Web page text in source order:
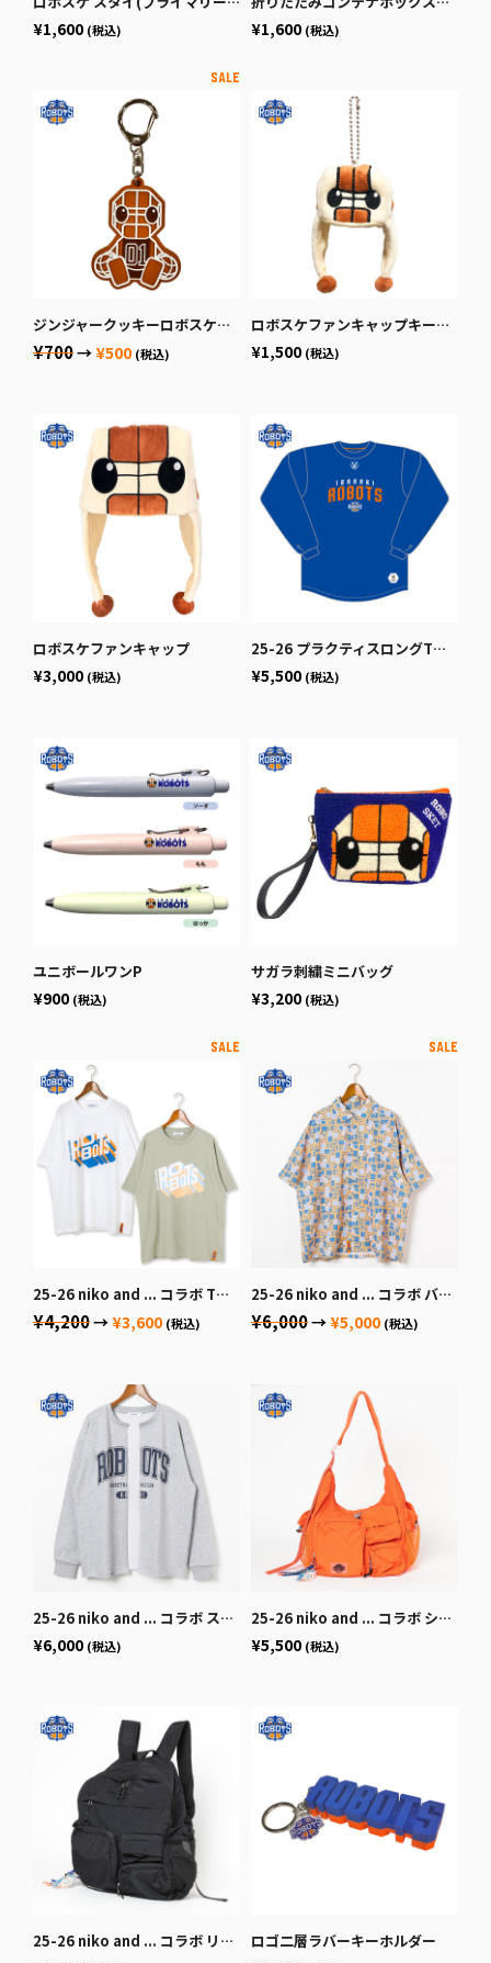
¥1,600 (税込) ¥1,600 (税込)
ジンジャークッキーロボスケラバーキーホルダー
¥700→¥500 (税込)
ロボスケファンキャップキーホルダー
¥1,500 (税込)
ロボスケファンキャップ
¥3,000 (税込)
25-26 プラクティスロングTシャツ
¥5,500 (税込)
ユニボールワンP
¥900 (税込)
サガラ刺繍ミニバッグ
¥3,200 (税込)
25-26 niko and ... コラボ Tシャツ
¥4,200→¥3,600 (税込)
25-26 niko and ... コラボ バスケット柄シャツ
¥6,000→¥5,000 (税込)
25-26 niko and ... コラボ スウェットカーディガン
¥6,000 (税込)
25-26 niko and ... コラボ ショルダーバッグ
¥5,500 (税込)
25-26 niko and ... コラボ リュックサック ロゴ二層ラバーキーホルダー